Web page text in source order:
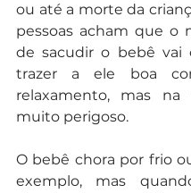
ou até a morte da
pessoas acham que o
de sacudir o bebê vai
trazer a ele boa
relaxamento, mas na
muito perigoso.
O bebê chora por frio
exemplo, mas